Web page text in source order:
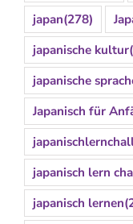
japan(278)
japanische kultur
japanische
Japanisch für
japanisch lern
japanisch lernen